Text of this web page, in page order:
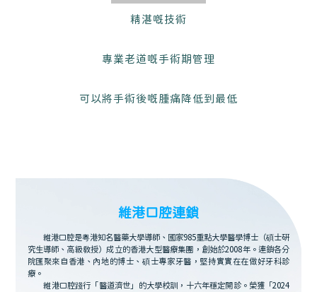
精湛嘅技術
專業老道嘅手術期管理
可以將手術後嘅腫痛降低到最低
維港口腔連鎖
維港口腔是粵港知名醫藥大學導師、國家985重點大學醫學博士（碩士研
究生導師、高級教授）成立的香港大型醫療集團，創始於2008年。連鎖各分
院匯聚來自香港、內地的博士、碩士專家牙醫，堅持實實在在做好牙科診
療。
維港口腔踐行「醫道濟世」的大學校訓，十六年穩定開診。榮獲「2024